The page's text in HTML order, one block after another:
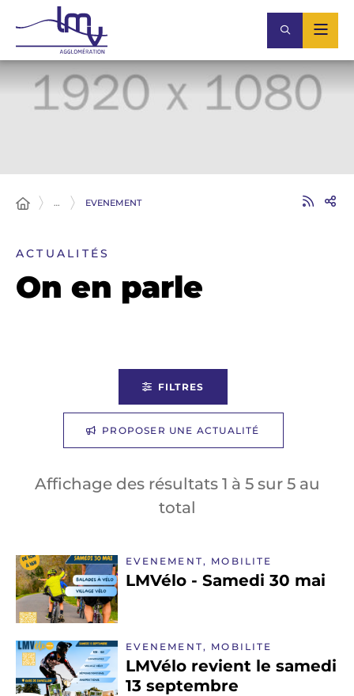
… EVENEMENT
ACTUALITÉS
On en parle
FILTRES
PROPOSER UNE ACTUALITÉ
Affichage des résultats 1 à 5sur 5au
total
EVENEMENT, MOBILITE
LMVélo - Samedi 30 mai
EVENEMENT, MOBILITE
LMVélo revient le samedi
13 septembre